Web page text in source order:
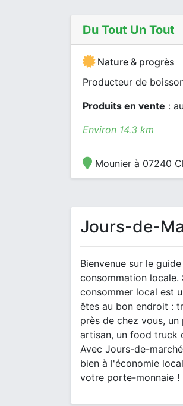
Du Tout Un Tout
Nature & progrès
Producteur de
Produits en vente :
Environ 14.3 km
Mounier à 07240
Jours-de-
Bienvenue sur le
consommation locale.
consommer local est
êtes au bon endroit :
près de chez vous,
artisan, un food truck
Avec Jours-de-
bien à l'économie
votre porte-monnaie !